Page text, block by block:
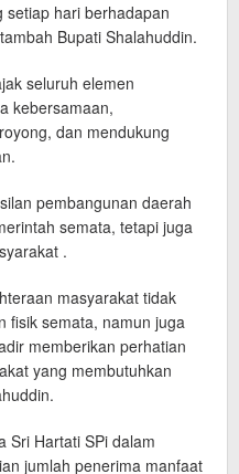
setiap hari berhadapan
Bupati Shalahuddin.
seluruh elemen
kebersamaan,
dan mendukung
pembangunan daerah
semata, tetapi juga
.
masyarakat tidak
fisik semata, namun juga
memberikan perhatian
yang membutuhkan
Sri Hartati SPi dalam
jumlah penerima manfaat